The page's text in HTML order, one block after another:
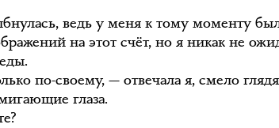
ведь у меня к тому моменту
на этот счёт, но я никак не
по-своему, — отвечала я, смело глядя
глаза.